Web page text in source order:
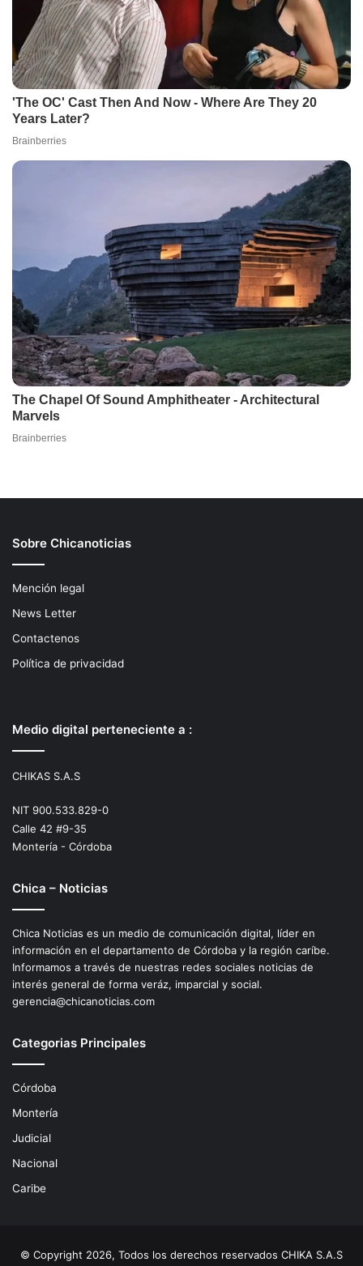
Sobre Chicanoticias
Mención legal
News Letter
Contactenos
Política de privacidad
Medio digital perteneciente a :
CHIKAS S.A.S
NIT 900.533.829-0
Calle 42 #9-35
Montería - Córdoba
Chica – Noticias
Chica Noticias es un medio de comunicación digital, líder en
información en el departamento de Córdoba y la región caríbe.
Informamos a través de nuestras redes sociales noticias de
interés general de forma veráz, imparcial y social.
gerencia@chicanoticias.com
Categorias Principales
Córdoba
Montería
Judicial
Nacional
Caribe
© Copyright 2026, Todos los derechos reservados CHIKA S.A.S